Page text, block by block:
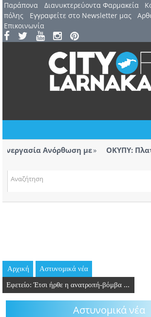
Παράπονα Διανυκτερεύοντα Φαρμακεία
πόλης
Εγγραφείτε στο Newsletter μας
Επικοινωνία
ΤΟΠΙΚΑ ΝΕΑ
ΘΕΣΕΙΣ ΕΡΓΑΣΙΑΣ
PODCAST
Ανόρθωση με
ΟΚΥΠΥ:
το πόρισμα για την πυρκαγιά στο πεδίο
ευθύνες, αυτές θα αποδοθούν»
Αρχική Aστυνομικά νέα
Εφετείο: Έτσι ήρθε η ανατροπή-βόμβα ...
Aστυνομικά νέα